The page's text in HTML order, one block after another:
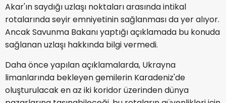
Akar'ın saydığı uzlaşı noktaları arasında intikal
rotalarında seyir emniyetinin sağlanması da yer alıyor.
Ancak Savunma Bakanı yaptığı açıklamada bu konuda
sağlanan uzlaşı hakkında bilgi vermedi.
Daha önce yapılan açıklamalarda, Ukrayna
limanlarında bekleyen gemilerin Karadeniz'de
oluşturulacak en az iki koridor üzerinden dünya